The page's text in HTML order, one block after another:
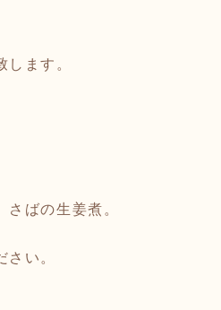
ます。
ばの生姜煮。
い。